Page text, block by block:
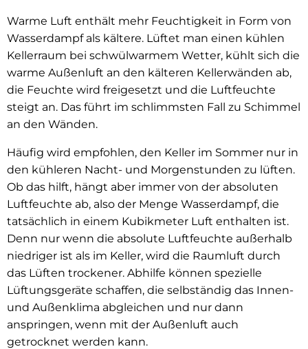
Warme Luft enthält mehr Feuchtigkeit in Form von
Wasserdampf als kältere. Lüftet man einen kühlen
Kellerraum bei schwülwarmem Wetter, kühlt sich die
warme Außenluft an den kälteren Kellerwänden ab,
die Feuchte wird freigesetzt und die Luftfeuchte
steigt an. Das führt im schlimmsten Fall zu Schimmel
an den Wänden.
Häufig wird empfohlen, den Keller im Sommer nur in
den kühleren Nacht- und Morgenstunden zu lüften.
Ob das hilft, hängt aber immer von der absoluten
Luftfeuchte ab, also der Menge Wasserdampf, die
tatsächlich in einem Kubikmeter Luft enthalten ist.
Denn nur wenn die absolute Luftfeuchte außerhalb
niedriger ist als im Keller, wird die Raumluft durch
das Lüften trockener. Abhilfe können spezielle
Lüftungsgeräte schaffen, die selbständig das Innen-
und Außenklima abgleichen und nur dann
anspringen, wenn mit der Außenluft auch
getrocknet werden kann.